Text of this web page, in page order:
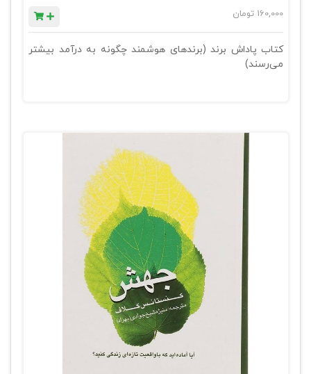
160,000 تومان
کتاب پاداش برند (برندهای هوشمند چگونه به درآمد بیشتر
می‌رسند)